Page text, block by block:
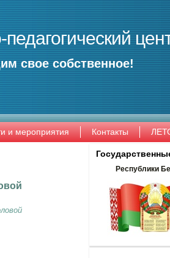
свое собственное!
и мероприятия Контакты
Республики